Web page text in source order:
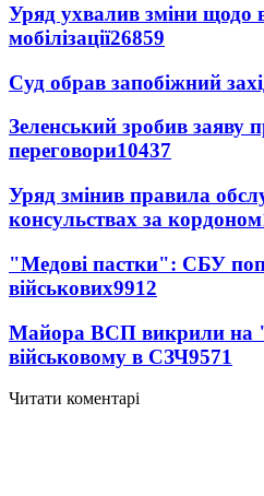
Уряд ухвалив зміни щодо
мобілізації26859
Суд обрав запобіжний
Зеленський зробив заяву
переговори10437
Уряд змінив правила
консульствах за кордоном
"Медові пастки": СБУ
військових9912
Майора ВСП викрили на
військовому в СЗЧ9571
Читати коментарі